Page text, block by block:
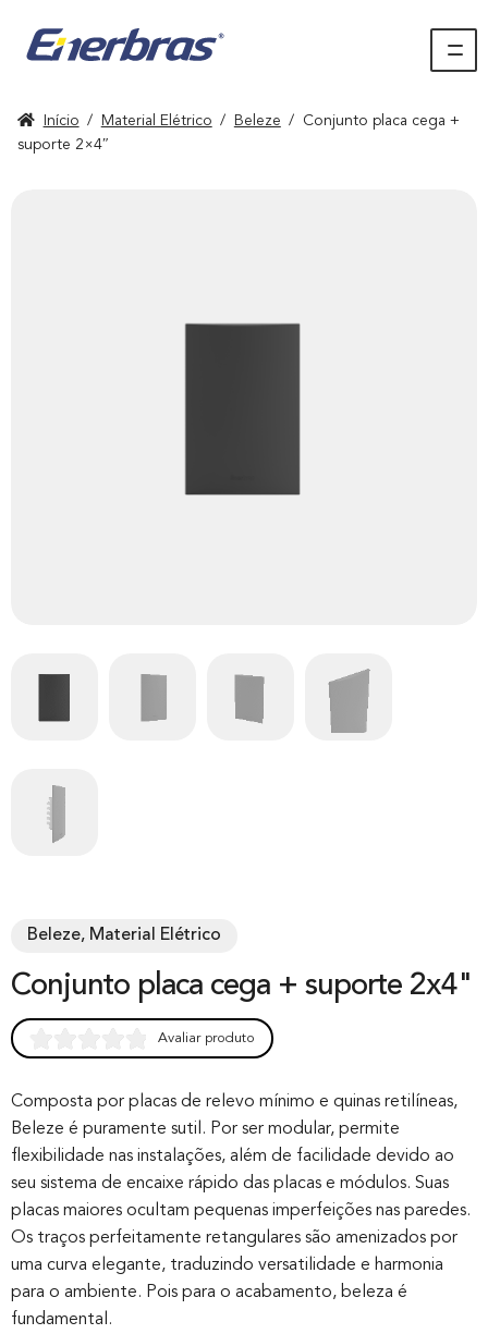
Início / Material Elétrico / Beleze /
Conjunto placa cega +
suporte 2×4″
Beleze, Material Elétrico
Conjunto placa cega + suporte 2x4"
out of 0
based on
customer
rating
Avaliar produto
Composta por placas de relevo mínimo e quinas retilíneas,
Beleze é puramente sutil. Por ser modular, permite
flexibilidade nas instalações, além de facilidade devido ao
seu sistema de encaixe rápido das placas e módulos. Suas
placas maiores ocultam pequenas imperfeições nas paredes.
Os traços perfeitamente retangulares são amenizados por
uma curva elegante, traduzindo versatilidade e harmonia
para o ambiente. Pois para o acabamento, beleza é
fundamental.